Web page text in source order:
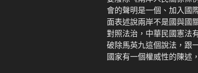
會的聲明是一個、加入國
面表述說兩岸不是國與國
對照法治，中華民國憲法
破除馬英九這個說法，跟
國家有一個權威性的陳述